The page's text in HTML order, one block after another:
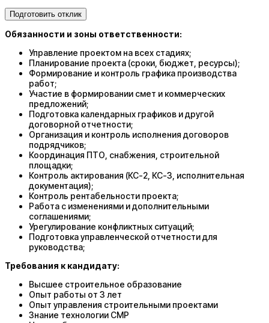
Подготовить отклик
Обязанности и зоны ответственности:
Управление проектом на всех стадиях;
Планирование проекта (сроки, бюджет, ресурсы);
Формирование и контроль графика производства
работ;
Участие в формировании смет и коммерческих
предложений;
Подготовка календарных графиков и другой
договорной отчетности;
Организация и контроль исполнения договоров
подрядчиков;
Координация ПТО, снабжения, строительной
площадки;
Контроль актирования (КС-2, КС-3, исполнительная
документация);
Контроль рентабельности проекта;
Работа с изменениями и дополнительными
соглашениями;
Урегулирование конфликтных ситуаций;
Подготовка управленческой отчетности для
руководства;
Требования к кандидату:
Высшее строительное образование
Опыт работы от 3 лет
Опыт управления строительными проектами
Знание технологии СМР